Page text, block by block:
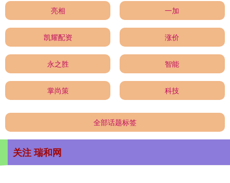
亮相 一加
凯耀配资 涨价
永之胜 智能
掌尚策 科技
全部话题标签
关注 瑞和网